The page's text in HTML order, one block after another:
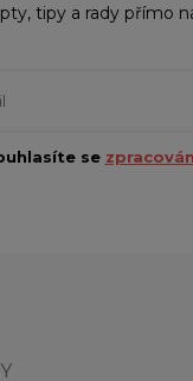
tipy a rady přímo
se